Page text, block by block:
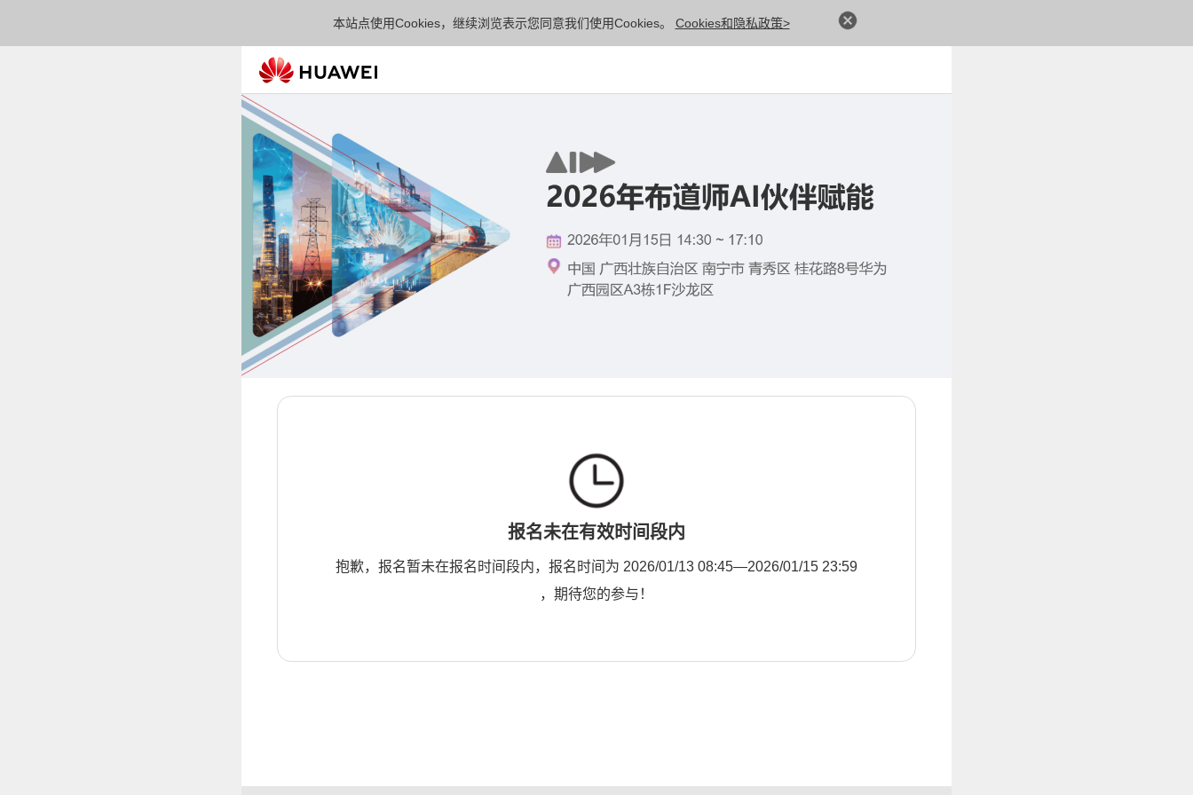
本站点使用Cookies，继续浏览表示您同意我们使用Cookies。 Cookies和隐私政策>
报名未在有效时间段内
抱歉，报名暂未在报名时间段内，报名时间为 2026/01/13 08:45—2026/01/15 23:59
，期待您的参与！